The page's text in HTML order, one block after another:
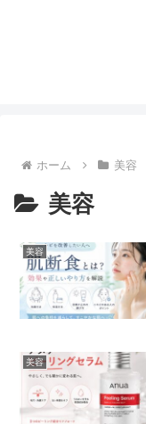
ホーム 美容
美容
美容
美容